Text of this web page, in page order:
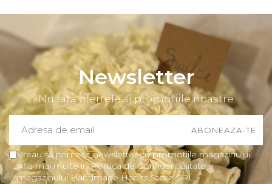
Newsletter
Nu rata ofertele si promotiile noastre
Vreau sa primesc newsletter cu promotiile magazinului.
Afla mai multe in Politica de Confidentialitate a
magazinului Handmade Habits Store SRL